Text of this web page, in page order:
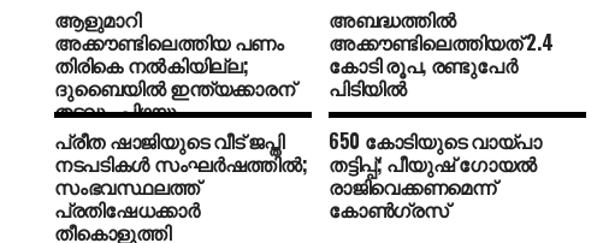
ആളുമാറി
അക്കൗണ്ടിലെത്തിയ പണം
തിരികെ നല്‍കിയില്ല;
ദുബൈയില്‍ ഇന്ത്യക്കാരന്
തടവും പിഴയും
അബദ്ധത്തില്‍
അക്കൗണ്ടിലെത്തിയത് 2.4
കോടി രൂപ, രണ്ടുപേര്‍
പിടിയില്‍
പ്രീത ഷാജിയുടെ വീട് ജപ്തി
നടപടികള്‍ സംഘര്‍ഷത്തില്‍;
സംഭവസ്ഥലത്ത്
പ്രതിഷേധക്കാര്‍
തീകൊളുത്തി
650 കോടിയുടെ വായ്പാ
തട്ടിപ്പ്; പീയുഷ് ഗോയല്‍
രാജിവെക്കണമെന്ന്
കോണ്‍ഗ്രസ്